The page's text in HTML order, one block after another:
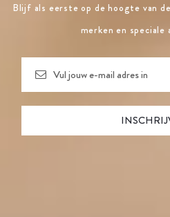
Blijf als eerste op de hoogte van
merken en speciale